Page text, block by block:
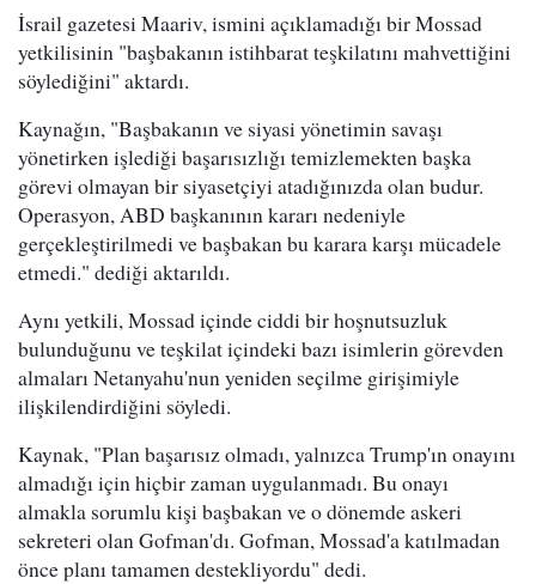
İsrail gazetesi Maariv, ismini açıklamadığı bir Mossad
yetkilisinin "başbakanın istihbarat teşkilatını mahvettiğini
söylediğini" aktardı.
Kaynağın, "Başbakanın ve siyasi yönetimin savaşı
yönetirken işlediği başarısızlığı temizlemekten başka
görevi olmayan bir siyasetçiyi atadığınızda olan budur.
Operasyon, ABD başkanının kararı nedeniyle
gerçekleştirilmedi ve başbakan bu karara karşı mücadele
etmedi." dediği aktarıldı.
Aynı yetkili, Mossad içinde ciddi bir hoşnutsuzluk
bulunduğunu ve teşkilat içindeki bazı isimlerin görevden
almaları Netanyahu'nun yeniden seçilme girişimiyle
ilişkilendirdiğini söyledi.
Kaynak, "Plan başarısız olmadı, yalnızca Trump'ın onayını
almadığı için hiçbir zaman uygulanmadı. Bu onayı
almakla sorumlu kişi başbakan ve o dönemde askeri
sekreteri olan Gofman'dı. Gofman, Mossad'a katılmadan
önce planı tamamen destekliyordu" dedi.